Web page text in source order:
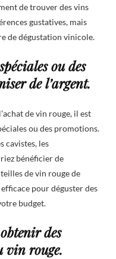
de trouver des vins
gustatives, mais
de dégustation vinicole.
ou des
de l’argent.
de vin rouge, il est
ou des promotions.
cavistes, les
bénéficier de
de vin rouge de
pour déguster des
budget.
des
vin rouge.